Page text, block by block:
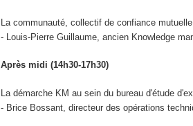
La communauté, collectif de confiance
- Louis-Pierre Guillaume, ancien Knowledge
Après midi (14h30-17h30)
La démarche KM au sein du bureau d'étude
- Brice Bossant, directeur des opérations